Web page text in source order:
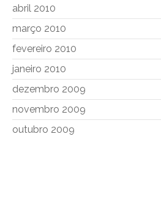
abril 2010
março 2010
fevereiro 2010
janeiro 2010
dezembro 2009
novembro 2009
outubro 2009